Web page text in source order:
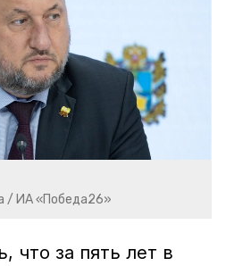
/ ИА «Победа26»
что за пять лет в